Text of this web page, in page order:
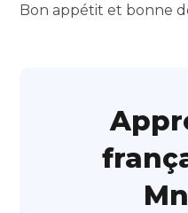
Bon appétit et bonne